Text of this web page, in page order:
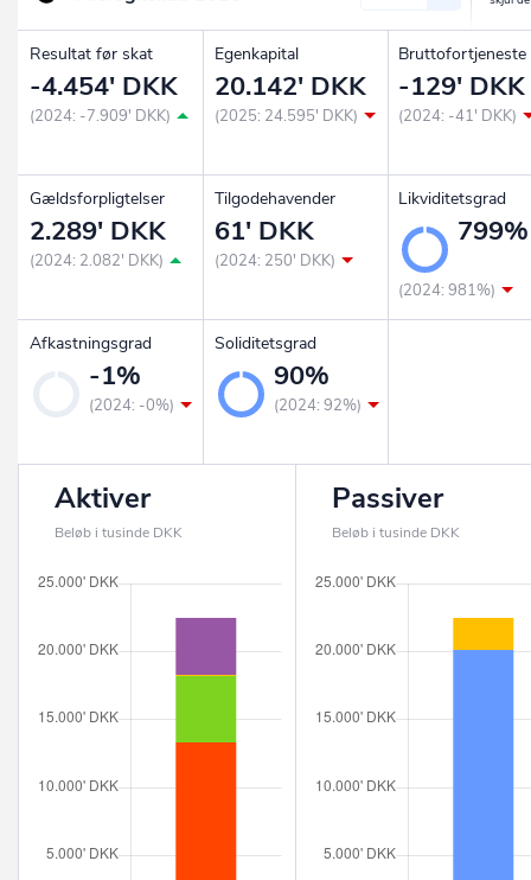
Resultat før skat
-4.454' DKK
(2024: -7.909' DKK)
Egenkapital
20.142' DKK
(2025: 24.595' DKK)
Bruttofortjeneste
-129' DKK
(2024: -41' DKK)
Gældsforpligtelser
2.289' DKK
(2024: 2.082' DKK)
Tilgodehavender
61' DKK
(2024: 250' DKK)
Likviditetsgrad
799%
(2024: 981%)
Afkastningsgrad
-1%
(2024: -0%)
Soliditetsgrad
90%
(2024: 92%)
Aktiver
Beløb i tusinde DKK
Passiver
Beløb i tusinde DKK